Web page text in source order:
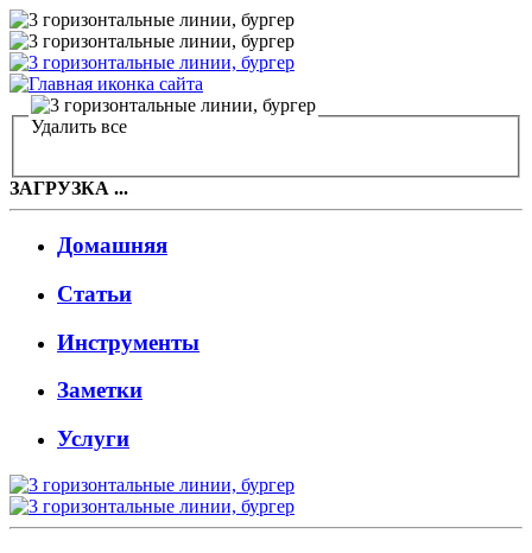
Удалить все
ЗАГРУЗКА ...
Домашняя
Статьи
Инструменты
Заметки
Услуги